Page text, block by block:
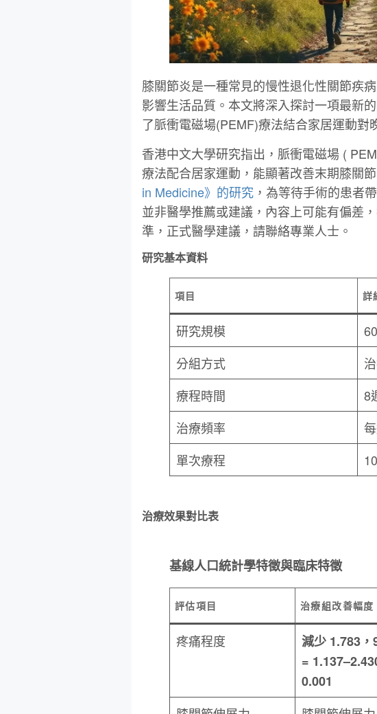
膝關節炎是一種常見的慢性退化性關節疾
影響生活品質。本文將深入探討一項最新
了脈衝電磁場(PEMF)療法結合家居運動對
香港中文大學研究指出，脈衝電磁場 (
療法配合居家運動，能顯著改善末期膝關
in Medicine》的研究 ，為等待手術的患者
並非醫學推薦或建議，內容上可能有偏差
準，正式醫學建議，請聯絡專業人士。
研究基本資料
項目 詳
研究規模
分組方式
療程時間
8
治療頻率
單次療程
治療效果對比表
基線人口統計學特徵與臨床特徵
評估項目 治療組改善幅度
疼痛程度
減少 1.783，
=
0.001